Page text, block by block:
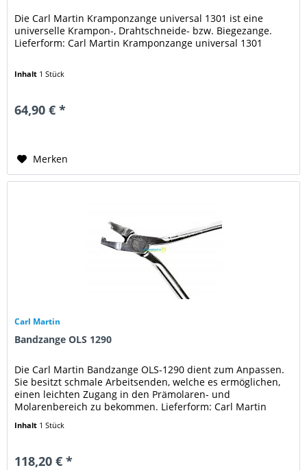
Die Carl Martin Kramponzange universal 1301 ist eine
universelle Krampon-, Drahtschneide- bzw. Biegezange.
Lieferform: Carl Martin Kramponzange universal 1301
Inhalt 1 Stück
64,90 € *
Merken
Carl Martin
Bandzange OLS 1290
Die Carl Martin Bandzange OLS-1290 dient zum Anpassen.
Sie besitzt schmale Arbeitsenden, welche es ermöglichen,
einen leichten Zugang in den Prämolaren- und
Molarenbereich zu bekommen. Lieferform: Carl Martin
Inhalt 1 Stück
118,20 € *